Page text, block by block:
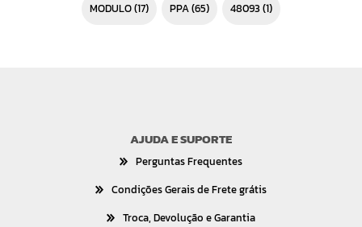
MODULO(17) PPA(65) 48093(1)
AJUDA E SUPORTE
Perguntas Frequentes
Condições Gerais de Frete grátis
Troca, Devolução e Garantia